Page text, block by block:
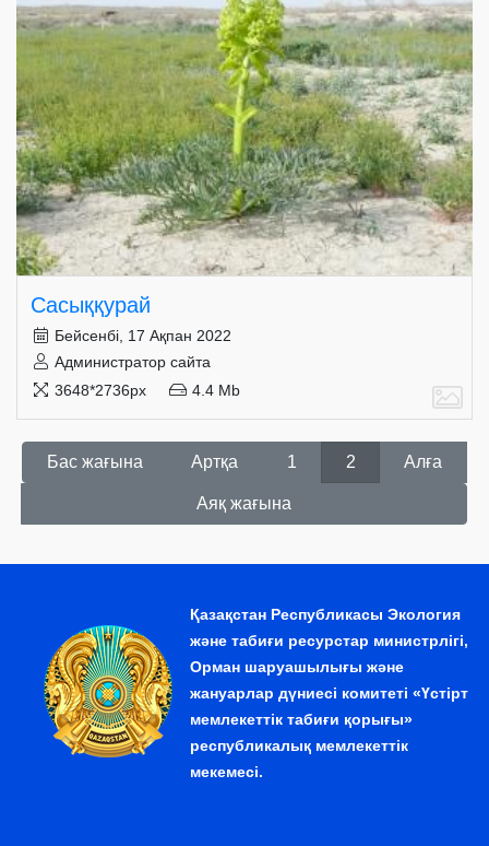
Сасыққурай
Бейсенбі, 17 Ақпан 2022
Администратор сайта
3648*2736px
4.4 Mb
Бас жағына Артқа 1 2 Алға
Аяқ жағына
Қазақстан Республикасы Экология
және табиғи ресурстар министрлігі,
Орман шаруашылығы және
жануарлар дүниесі комитеті «Үстірт
мемлекеттік табиғи қорығы»
республикалық мемлекеттік
мекемесі.